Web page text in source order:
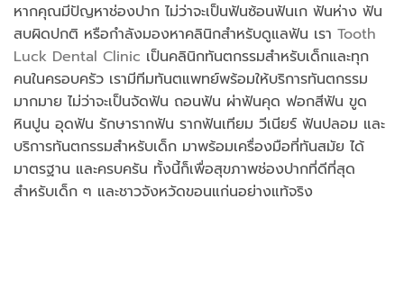
หากคุณมีปัญหาช่องปาก ไม่ว่าจะเป็นฟันซ้อนฟันเก ฟันห่าง ฟัน
สบผิดปกติ หรือกำลังมองหาคลินิกสำหรับดูแลฟัน เรา Tooth
Luck Dental Clinic เป็นคลินิกทันตกรรมสำหรับเด็กและทุก
คนในครอบครัว เรามีทีมทันตแพทย์พร้อมให้บริการทันตกรรม
มากมาย ไม่ว่าจะเป็นจัดฟัน ถอนฟัน ผ่าฟันคุด ฟอกสีฟัน ขูด
หินปูน อุดฟัน รักษารากฟัน รากฟันเทียม วีเนียร์ ฟันปลอม และ
บริการทันตกรรมสำหรับเด็ก มาพร้อมเครื่องมือที่ทันสมัย ได้
มาตรฐาน และครบครัน ทั้งนี้ก็เพื่อสุขภาพช่องปากที่ดีที่สุด
สำหรับเด็ก ๆ และชาวจังหวัดขอนแก่นอย่างแท้จริง